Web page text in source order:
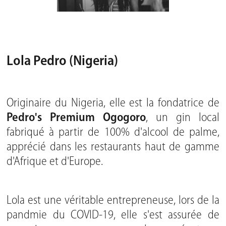
Lola Pedro (Nigeria)
Originaire du Nigeria, elle est la fondatrice de
Pedro's Premium Ogogoro, un gin local
fabriqué à partir de 100% d'alcool de palme,
apprécié dans les restaurants haut de gamme
d'Afrique et d'Europe.
Lola est une véritable entrepreneuse, lors de la
pandmie du COVID-19, elle s'est assurée de